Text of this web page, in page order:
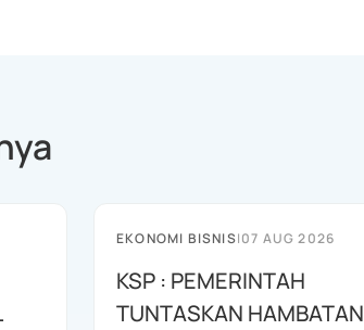
EKONOMI BISNIS|07 AUG 2026
KSP : PEMERINTAH
TUNTASKAN HAMBATAN